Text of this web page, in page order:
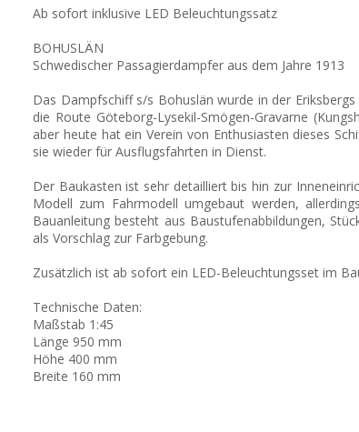
Ab sofort inklusive LED Beleuchtungssatz
BOHUSLÄN
Schwedischer Passagierdampfer aus dem Jahre 1913
Das Dampfschiff s/s Bohuslän wurde in der
die Route Göteborg-Lysekil-Smögen-Gravarne
aber heute hat ein Verein von Enthusiasten dieses
sie wieder für Ausflugsfahrten in Dienst.
Der Baukasten ist sehr detailliert bis hin zur
Modell zum Fahrmodell umgebaut werden,
Bauanleitung besteht aus Baustufenabbildungen,
als Vorschlag zur Farbgebung.
Zusätzlich ist ab sofort ein LED-Beleuchtungsset im
Technische Daten:
Maßstab 1:45
Länge 950 mm
Höhe 400 mm
Breite 160 mm